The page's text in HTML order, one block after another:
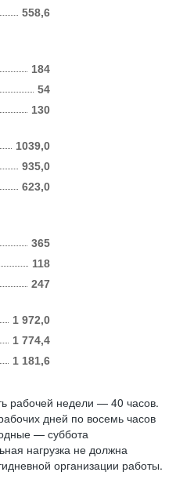
558,6
184
130
54
1039,0
935,0
623,0
365
247
118
1 972,0
1 774,4
1 181,6
рабочей недели — 40 часов.
дней по восемь часов
— суббота
нагрузка не должна
организации работы.